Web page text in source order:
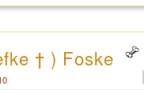
† ) Foske